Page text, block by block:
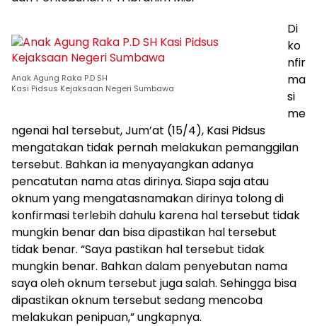
Anak Agung Raka P.D SH
Kasi Pidsus Kejaksaan Negeri Sumbawa
Di
ko
nfir
ma
si
me
ngenai hal tersebut, Jum’at (15/4), Kasi Pidsus
mengatakan tidak pernah melakukan pemanggilan
tersebut. Bahkan ia menyayangkan adanya
pencatutan nama atas dirinya. Siapa saja atau
oknum yang mengatasnamakan dirinya tolong di
konfirmasi terlebih dahulu karena hal tersebut tidak
mungkin benar dan bisa dipastikan hal tersebut
tidak benar. “Saya pastikan hal tersebut tidak
mungkin benar. Bahkan dalam penyebutan nama
saya oleh oknum tersebut juga salah. Sehingga bisa
dipastikan oknum tersebut sedang mencoba
melakukan penipuan,” ungkapnya.